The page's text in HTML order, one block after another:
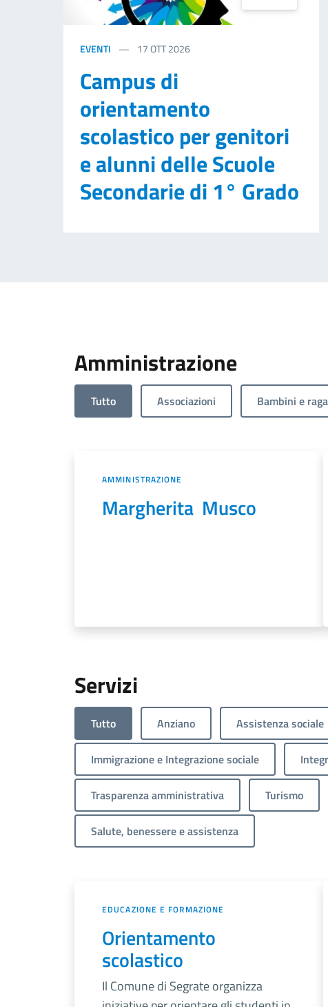
EVENTI 17OTT 2026
Campus di
orientamento
scolastico per genitori
e alunni delle Scuole
Secondarie di 1° Grado
Amministrazione
Tutto Associazioni Bambini e
AMMINISTRAZIONE
Margherita Musco
Servizi
Tutto Anziano Assistenza sociale
Immigrazione e Integrazione sociale
Trasparenza amministrativa Turismo
Salute, benessere e assistenza
EDUCAZIONE E FORMAZIONE
Orientamento
scolastico
Il Comune di Segrate organizza